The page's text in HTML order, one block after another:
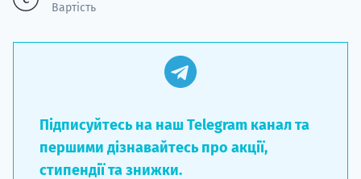
Вартість
Підписуйтесь на наш Telegram канал та
першими дізнавайтесь про акції,
стипендії та знижки.